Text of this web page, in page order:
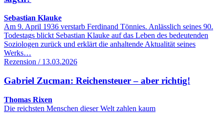
Sebastian Klauke
Am 9. April 1936 verstarb Ferdinand Tönnies. Anlässlich seines 90.
Todestags blickt Sebastian Klauke auf das Leben des bedeutenden
Soziologen zurück und erklärt die anhaltende Aktualität seines
Werks…
Rezension / 13.03.2026
Gabriel Zucman: Reichensteuer – aber richtig!
Thomas Rixen
Die reichsten Menschen dieser Welt zahlen kaum